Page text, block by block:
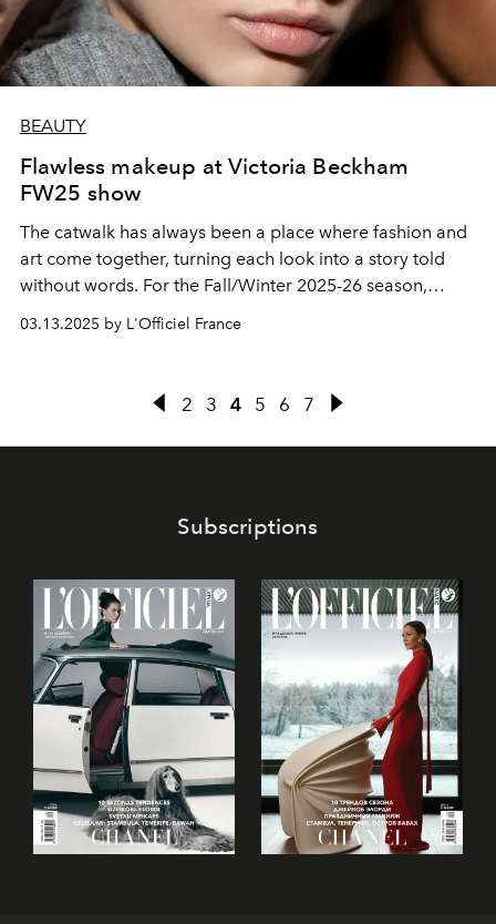
BEAUTY
Flawless makeup at Victoria Beckham
FW25 show
The catwalk has always been a place where fashion and
art come together, turning each look into a story told
without words. For the Fall/Winter 2025-26 season,
Victoria Beckhamtakes this unity to a new level,
exploring the boundary between refined ritual and the
03.13.2025 by L'Officiel France
2 3 4 5 6 7
Subscriptions